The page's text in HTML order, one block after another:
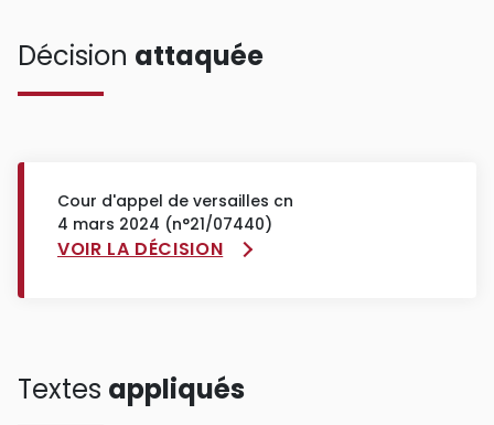
Décision attaquée
Cour d'appel de versailles cn
4 mars 2024 (n°21/07440)
VOIR LA DÉCISION
Textes appliqués